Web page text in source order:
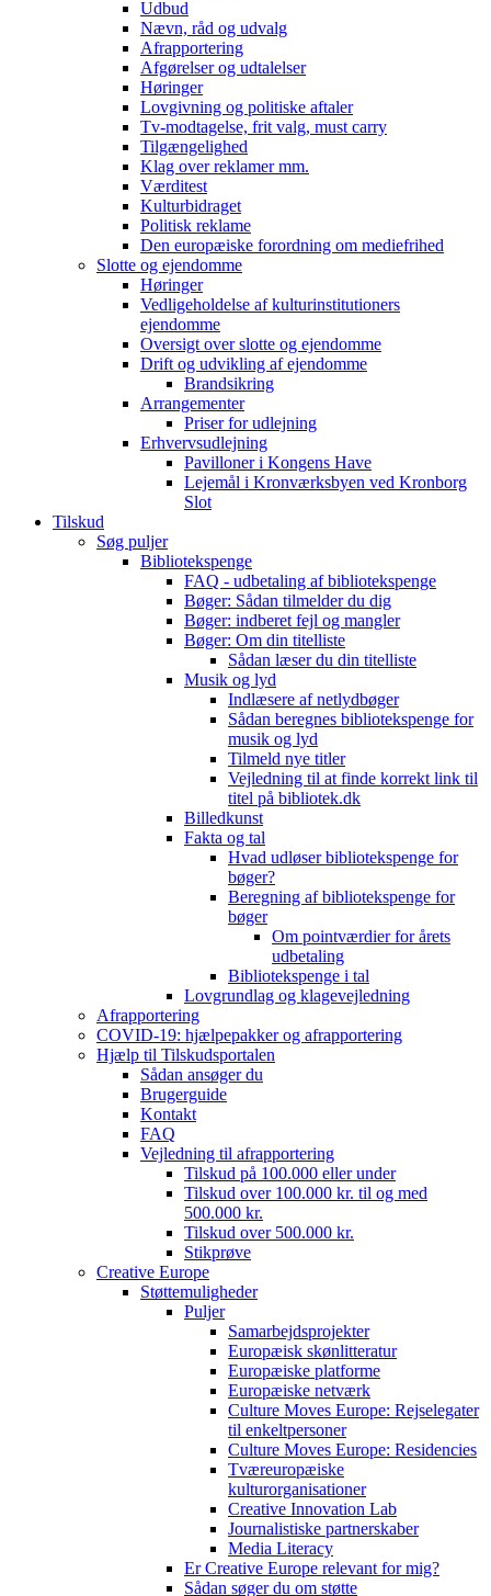
Udbud
Nævn, råd og udvalg
Afrapportering
Afgørelser og udtalelser
Høringer
Lovgivning og politiske aftaler
Tv-modtagelse, frit valg, must carry
Tilgængelighed
Klag over reklamer mm.
Værditest
Kulturbidraget
Politisk reklame
Den europæiske forordning om mediefrihed
Slotte og ejendomme
Høringer
Vedligeholdelse af kulturinstitutioners
ejendomme
Oversigt over slotte og ejendomme
Drift og udvikling af ejendomme
Brandsikring
Arrangementer
Priser for udlejning
Erhvervsudlejning
Pavilloner i Kongens Have
Lejemål i Kronværksbyen ved Kronborg
Slot
Tilskud
Søg puljer
Bibliotekspenge
FAQ - udbetaling af bibliotekspenge
Bøger: Sådan tilmelder du dig
Bøger: indberet fejl og mangler
Bøger: Om din titelliste
Sådan læser du din titelliste
Musik og lyd
Indlæsere af netlydbøger
Sådan beregnes bibliotekspenge for
musik og lyd
Tilmeld nye titler
Vejledning til at finde korrekt link til
titel på bibliotek.dk
Billedkunst
Fakta og tal
Hvad udløser bibliotekspenge for
bøger?
Beregning af bibliotekspenge for
bøger
Om pointværdier for årets
udbetaling
Bibliotekspenge i tal
Lovgrundlag og klagevejledning
Afrapportering
COVID-19: hjælpepakker og afrapportering
Hjælp til Tilskudsportalen
Sådan ansøger du
Brugerguide
Kontakt
FAQ
Vejledning til afrapportering
Tilskud på 100.000 eller under
Tilskud over 100.000 kr. til og med
500.000 kr.
Tilskud over 500.000 kr.
Stikprøve
Creative Europe
Støttemuligheder
Puljer
Samarbejdsprojekter
Europæisk skønlitteratur
Europæiske platforme
Europæiske netværk
Culture Moves Europe: Rejselegater
til enkeltpersoner
Culture Moves Europe: Residencies
Tværeuropæiske
kulturorganisationer
Creative Innovation Lab
Journalistiske partnerskaber
Media Literacy
Er Creative Europe relevant for mig?
Sådan søger du om støtte